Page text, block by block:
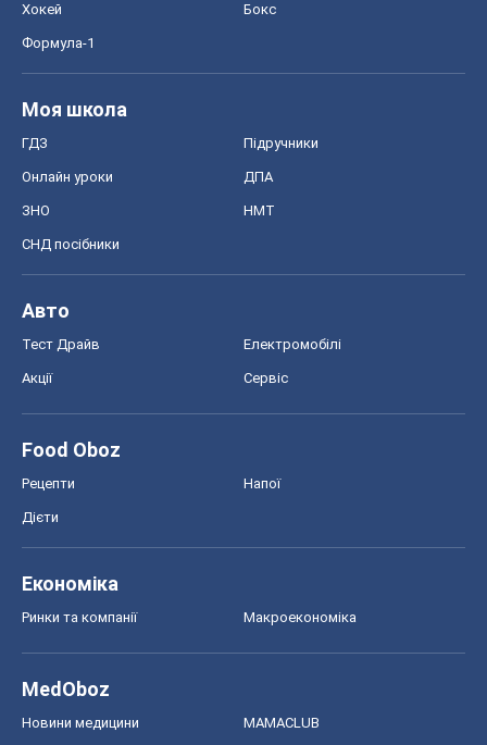
Хокей Бокс
Формула-1
Моя школа
ГДЗ Підручники
Онлайн уроки ДПА
ЗНО НМТ
СНД посібники
Авто
Тест Драйв Електромобілі
Акції Сервіс
Food Oboz
Рецепти Напої
Дієти
Економіка
Ринки та компанії Макроекономіка
MedOboz
Новини медицини MAMACLUB